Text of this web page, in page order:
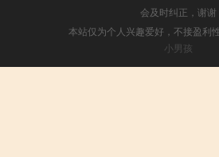
会及时纠正，谢谢
本站仅为个人兴趣爱好，不接盈利
小男孩